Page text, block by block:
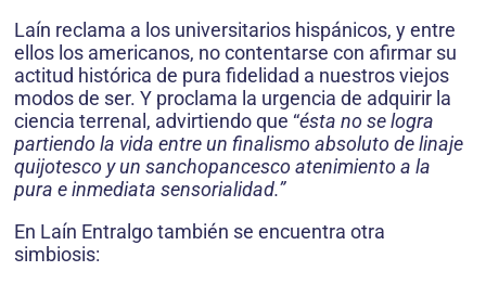
Laín reclama a los universitarios hispánicos, y entre
ellos los americanos, no contentarse con afirmar su
actitud histórica de pura fidelidad a nuestros viejos
modos de ser. Y proclama la urgencia de adquirir la
ciencia terrenal, advirtiendo que “ésta no se logra
partiendo la vida entre un finalismo absoluto de linaje
quijotesco y un sanchopancesco atenimiento a la
pura e inmediata sensorialidad.”
En Laín Entralgo también se encuentra otra
simbiosis: